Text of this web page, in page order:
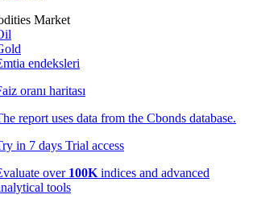
Market
endeksleri
oranı haritası
report uses data from the Cbonds database.
in 7 days Trial access
over 100K indices and advanced
tools